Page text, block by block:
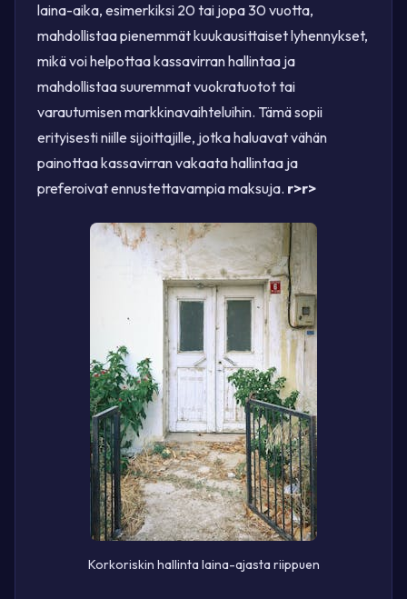
laina-aika, esimerkiksi 20 tai jopa 30 vuotta,
mahdollistaa pienemmät kuukausittaiset lyhennykset,
mikä voi helpottaa kassavirran hallintaa ja
mahdollistaa suuremmat vuokratuotot tai
varautumisen markkinavaihteluihin. Tämä sopii
erityisesti niille sijoittajille, jotka haluavat vähän
painottaa kassavirran vakaata hallintaa ja
preferoivat ennustettavampia maksuja. r>r>
Korkoriskin hallinta laina-ajasta riippuen